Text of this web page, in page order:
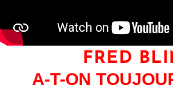
FRED
A-T-ON